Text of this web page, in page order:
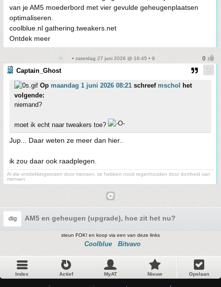
van je AM5 moederbord met vier gevulde geheugenplaatsen
optimaliseren.
coolblue.nl gathering.tweakers.net
Ontdek meer
• zaterdag 27 juni 2026 @ 16:45 • 9
Captain_Ghost
Op maandag 1 juni 2026 08:21 schreef mschol
het
volgende:
niemand?
moet ik echt naar tweakers toe?
Jup... Daar weten ze meer dan hier..
ik zou daar ook raadplegen.
Al die ontdekkingsreizen door mensen, ze hebben nooit tegenhouden door domheid van
mensen
dig AM5 en geheugen (upgrade), hoe zit het nu?
steun FOK! en koop via een van deze links
Coolblue Bitvavo
Index Actief MyAT Nieuw Opslaan